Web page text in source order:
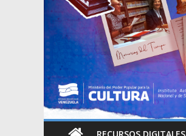
RECURSOS DIGITALES